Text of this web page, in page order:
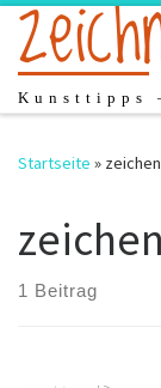
Zum Inhalt
Kunsttipps
Startseite »
1 Beitrag